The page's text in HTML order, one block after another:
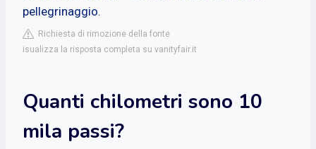
pellegrinaggio.
Richiesta di rimozione della fonte
isualizza la risposta completa su vanityfair.it
Quanti chilometri sono 10
mila passi?